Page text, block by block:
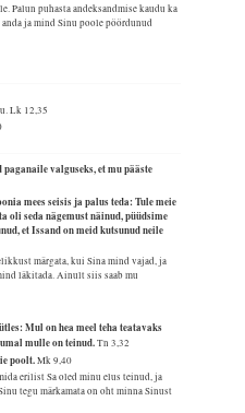
Palun puhasta andeksandmise kaudu ka
ja mind Sinu poole pöördunud
Lk 12,35
valguseks, et mu pääste
mees seisis ja palus teda: Tule meie
oli seda nägemust näinud, püüdsime
et Issand on meid kutsunud neile
märgata, kui Sina mind vajad, ja
läkitada. Ainult siis saab mu
Mul on hea meel teha teatavaks
mulle on teinud.Tn 3,32
poolt.Mk 9,40
erilist Sa oled minu elus teinud, ja
tegu märkamata on oht minna Sinust